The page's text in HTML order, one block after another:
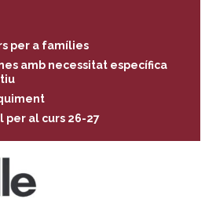
per a famílies
amb necessitat específica
per al curs 26-27